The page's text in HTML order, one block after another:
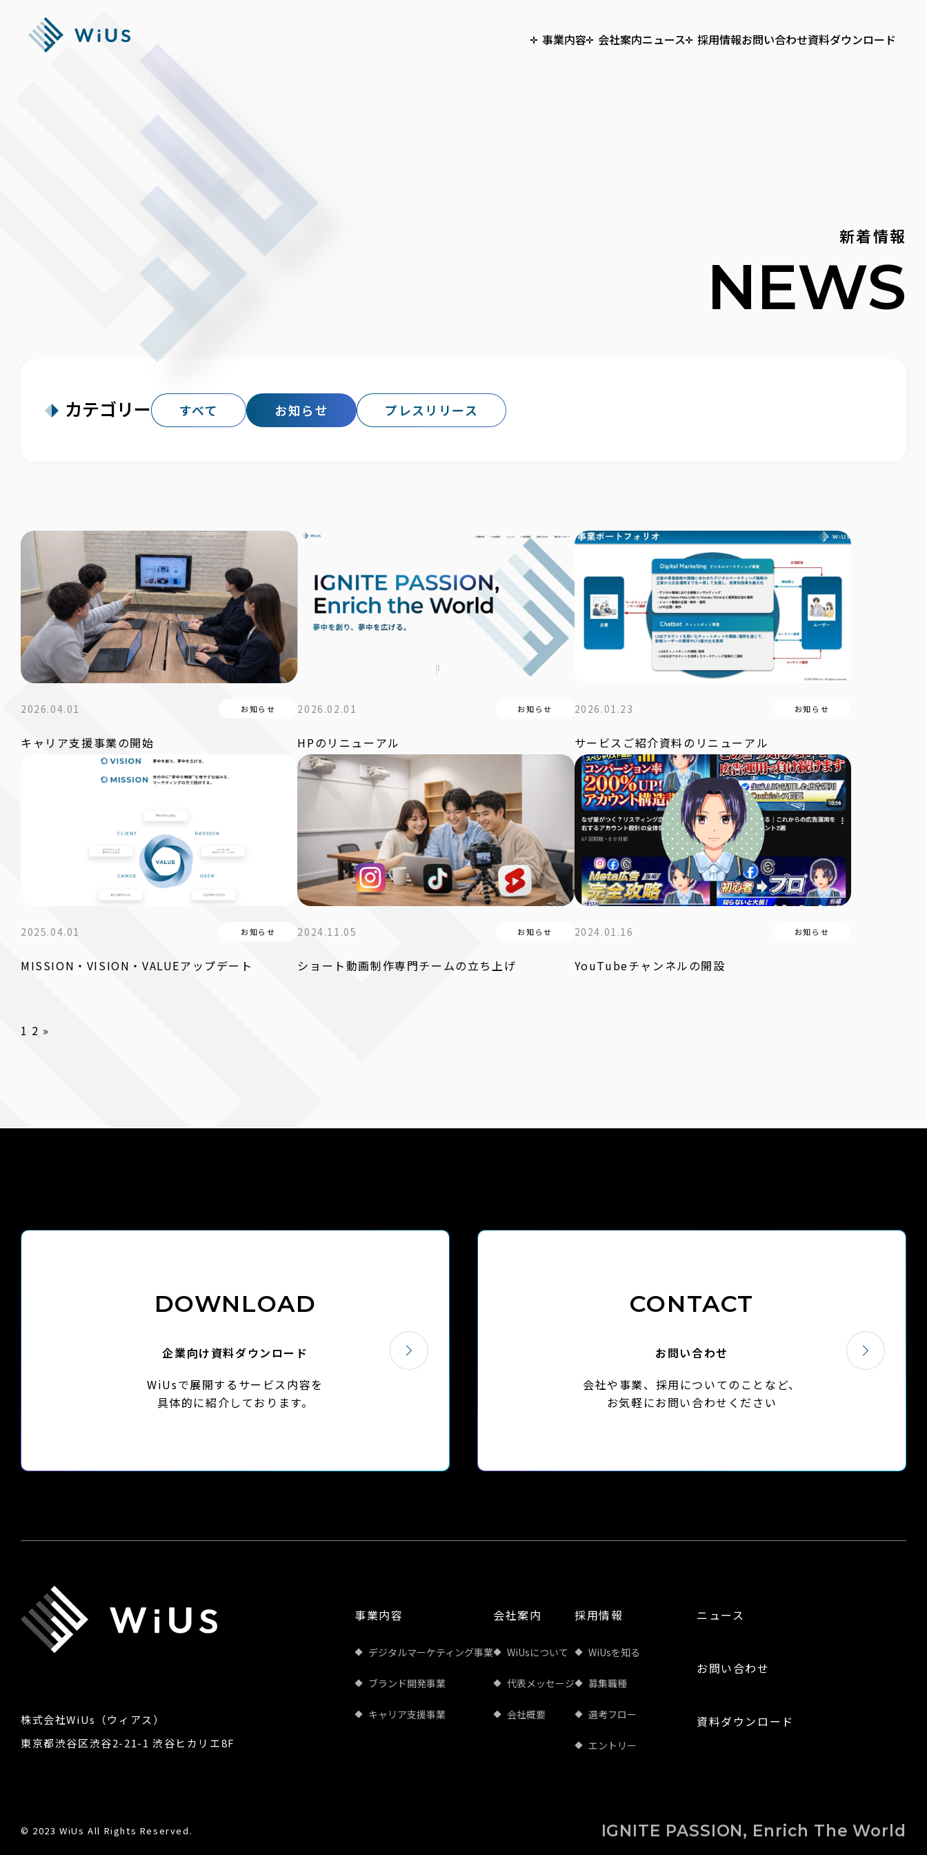
事業内容 会社案内ニュース 採用情報お問い合わせ資料ダウンロード
新着情報
NEWS
カテゴリー すべて お知らせ プレスリリース
2026.04.01 お知らせ
キャリア支援事業の開始
2026.02.01 お知らせ
HPのリニューアル
2026.01.23 お知らせ
サービスご紹介資料のリニューアル
2025.04.01 お知らせ
MISSION・VISION・VALUEアップデート
2024.11.05 お知らせ
ショート動画制作専門チームの立ち上げ
2024.01.16 お知らせ
YouTubeチャンネルの開設
1 2 »
DOWNLOAD
企業向け資料ダウンロード
WiUsで展開する サービス内容を
具体的に紹介しております。
CONTACT
お問い合わせ
会社や事業、採用についてのことなど、
お気軽にお問い合わせください
事業内容
デジタルマーケティング事業
ブランド開発事業
キャリア支援事業
会社案内
WiUsについて
代表メッセージ
会社概要
採用情報
WiUsを知る
募集職種
選考フロー
エントリー
ニュース
お問い合わせ
資料ダウンロード
IGNITE PASSION, Enrich The World
株式会社WiUs（ウィアス）
東京都渋谷区渋谷2-21-1 渋谷ヒカリエ8F
© 2023 WiUs All Rights Reserved.